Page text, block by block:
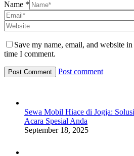
Name *
Save my name, email, and website
time I comment.
Post comment
Sewa Mobil Hiace di Jogja:
Acara Spesial Anda
September 18, 2025